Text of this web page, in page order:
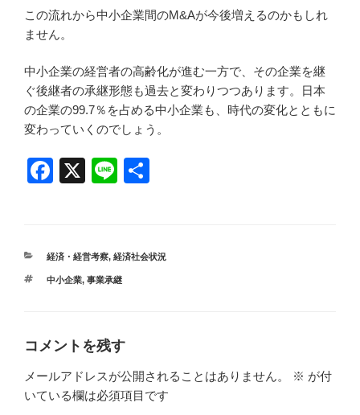
この流れから中小企業間のM&Aが今後増えるのかもしれ
ません。
中小企業の経営者の高齢化が進む一方で、その企業を継
ぐ後継者の承継形態も過去と変わりつつあります。日本
の企業の99.7％を占める中小企業も、時代の変化とともに
変わっていくのでしょう。
F
e
b
k
X
Li
カ
ゴ
経済・経営考察, 経済社会状況
タ
中小企業, 事業承継
コメントを残す
メールアドレスが公開されることはありません。 ※ が付
いている欄は必須項目です